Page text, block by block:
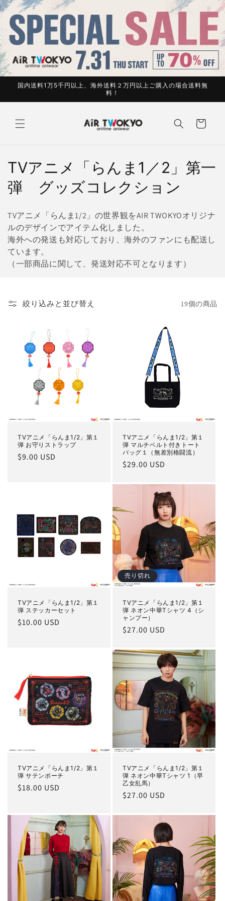
コンテ
ンツに
進む
国内送料1万5千円以上、海外送料２万円以上ご購入の場合送料無
料！
ー
コ
レ
シ
ョ
ン
TVアニメ「らんま1／2」第一
弾 グッズコレクション
TVアニメ「らんま1/2」の世界観をAIR TWOKYOオリジナ
ルのデザインでアイテム化しました。
海外への発送も対応しており、海外のファンにも配送し
ています。
（一部商品に関して、発送対応不可となります）
絞り込みと並び替え 19個の商品
TVアニメ「らんま1/2」第１
弾 お守りストラップ
通
$9.00 USD
TVアニメ「らんま1/2」第１
弾 マルチベルト付きトート
バッグ１（無差別格闘流）
通
$29.00 USD
TVアニメ「らんま1/2」第１
弾 ステッカーセット
通
$10.00 USD
売り切れ
TVアニメ「らんま1/2」第１
弾 ネオン中華Tシャツ 4（シ
ャンプー）
通
価
格
$27.00 USD
TVアニメ「らんま1/2」第１
弾 サテンポーチ
通
$18.00 USD
TVアニメ「らんま1/2」第１
弾 ネオン中華Tシャツ 1（早
乙女乱馬）
通
$27.00 USD